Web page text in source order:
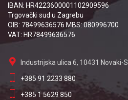
IBAN: HR4223600001102909596
Trgovački sud u Zagrebu
OIB: 78499636576 MBS: 080996700
VAT: HR78499636576
Industrijska ulica 6, 10431 Novaki-
+385 91 2233 880
+385 1 5629 850